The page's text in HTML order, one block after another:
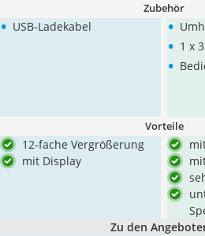
Zubehör
• USB-Ladekabel •
• 1 x
•
Vorteile
12-fache Vergrößerung
mit Display
Zu den